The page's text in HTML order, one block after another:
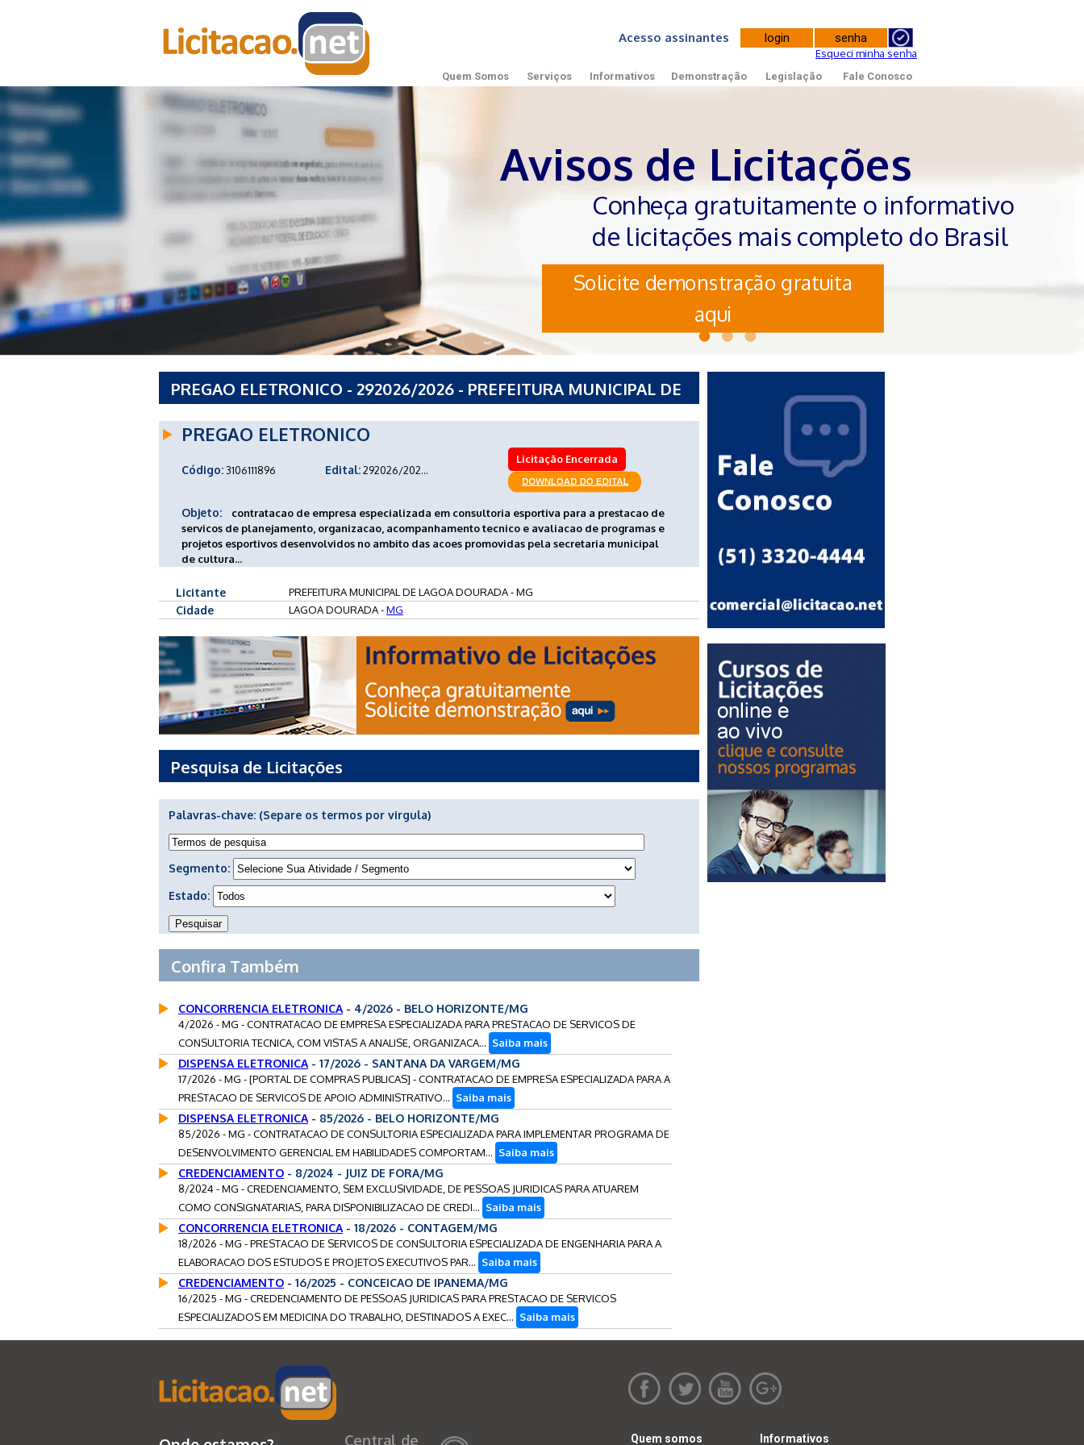
Acesso assinantes
Esqueci minha senha
Quem Somos Serviços Informativos Demonstração Legislação Fale Conosco
Avisos de Licitações
Conheça gratuitamente o informativo
de licitações mais completo do Brasil
Solicite demonstração gratuita
aqui
PREGAO ELETRONICO - 292026/2026 - PREFEITURA MUNICIPAL DE
PREGAO ELETRONICO
Código:3106111896 Edital:292026/202...
Licitação Encerrada
Objeto:
contratacao de empresa especializada em consultoria esportiva para a prestacao de
servicos de planejamento, organizacao, acompanhamento tecnico e avaliacao de programas e
projetos esportivos desenvolvidos no ambito das acoes promovidas pela secretaria municipal
de cultura...
Licitante PREFEITURA MUNICIPAL DE LAGOA DOURADA - MG
Cidade LAGOA DOURADA -MG
Pesquisa de Licitações
Palavras-chave: (Separe os termos por virgula)
Segmento:
Estado:
Confira Também
CONCORRENCIA ELETRONICA - 4/2026 - BELO HORIZONTE/MG
4/2026 - MG - CONTRATACAO DE EMPRESA ESPECIALIZADA PARA PRESTACAO DE SERVICOS DE
CONSULTORIA TECNICA, COM VISTAS A ANALISE, ORGANIZACA... Saiba mais
DISPENSA ELETRONICA - 17/2026 - SANTANA DA VARGEM/MG
17/2026 - MG - [PORTAL DE COMPRAS PUBLICAS] - CONTRATACAO DE EMPRESA ESPECIALIZADA PARA A
PRESTACAO DE SERVICOS DE APOIO ADMINISTRATIVO... Saiba mais
DISPENSA ELETRONICA - 85/2026 - BELO HORIZONTE/MG
85/2026 - MG - CONTRATACAO DE CONSULTORIA ESPECIALIZADA PARA IMPLEMENTAR PROGRAMA DE
DESENVOLVIMENTO GERENCIAL EM HABILIDADES COMPORTAM... Saiba mais
CREDENCIAMENTO - 8/2024 - JUIZ DE FORA/MG
8/2024 - MG - CREDENCIAMENTO, SEM EXCLUSIVIDADE, DE PESSOAS JURIDICAS PARA ATUAREM
COMO CONSIGNATARIAS, PARA DISPONIBILIZACAO DE CREDI... Saiba mais
CONCORRENCIA ELETRONICA - 18/2026 - CONTAGEM/MG
18/2026 - MG - PRESTACAO DE SERVICOS DE CONSULTORIA ESPECIALIZADA DE ENGENHARIA PARA A
ELABORACAO DOS ESTUDOS E PROJETOS EXECUTIVOS PAR... Saiba mais
CREDENCIAMENTO - 16/2025 - CONCEICAO DE IPANEMA/MG
16/2025 - MG - CREDENCIAMENTO DE PESSOAS JURIDICAS PARA PRESTACAO DE SERVICOS
ESPECIALIZADOS EM MEDICINA DO TRABALHO, DESTINADOS A EXEC... Saiba mais
Central de Quem somos Informativos